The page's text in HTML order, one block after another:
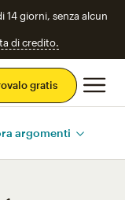
14 giorni, senza alcun
di credito.
gratis
argomenti